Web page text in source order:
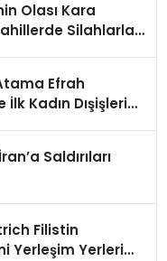
Olası Kara
Silahlarla
Efrah
Kadın Dışişleri
Saldırıları
Filistin
Yerleşim Yerleri